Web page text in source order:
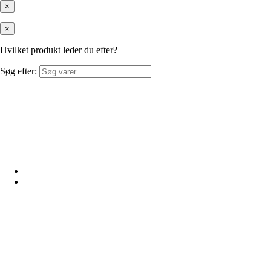
×
×
Hvilket produkt leder du efter?
Søg efter: